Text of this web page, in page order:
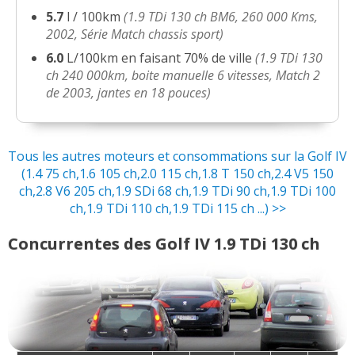
18/20
1.9 TDi 130 ch BM6, 280000km, 2003,
15"(0 )
13/20 Golf IV 1.9 TDI 130 MATCH( 0 )
19/20 1.9 TDi 130 ch 11/2002 381000 kms(0
19/20
1.9 TDi 130 ch Année 2001 268000km
sport + (3 )
15/20 1.9 TDi 130 ch
18/20
1.9 TDi 130 ch BVM 6 série match
300000kms(0 )
1.9 TDi 130 ch 2002 pack luxe
5.7 l / 100km(1.9 TDi 130 ch BM6, 260 000 Kms,
2002, Série Match chassis sport)
6.0 L/100km en faisant 70% de ville(1.9 TDi 130
ch 240 000km, boite manuelle 6 vitesses, Match 2
de 2003, jantes en 18 pouces)
Tous les autres moteurs et consommations sur la Golf IV
(1.4 75 ch,1.6 105 ch,2.0 115 ch,1.8 T 150 ch,2.4 V5 150
ch,2.8 V6 205 ch,1.9 SDi 68 ch,1.9 TDi 90 ch,1.9 TDi 100
ch,1.9 TDi 110 ch,1.9 TDi 115 ch ...) >>
Concurrentes des Golf IV 1.9 TDi 130 ch